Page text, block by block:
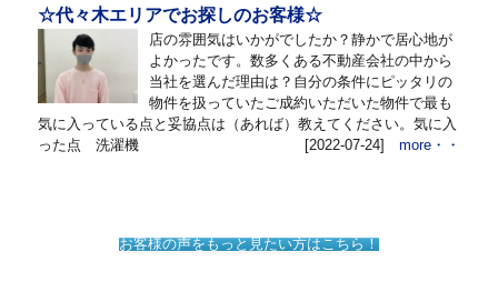
☆代々木エリアでお探しのお客様☆
店の雰囲気はいかがでしたか？静かで居心地が
よかったです。数多くある不動産会社の中から
当社を選んだ理由は？自分の条件にピッタリの
物件を扱っていたご成約いただいた物件で最も
気に入っている点と妥協点は（あれば）教えてください。気に入
った点 洗濯機
[2022-07-24] more・・
お客様の声をもっと見たい方はこちら！